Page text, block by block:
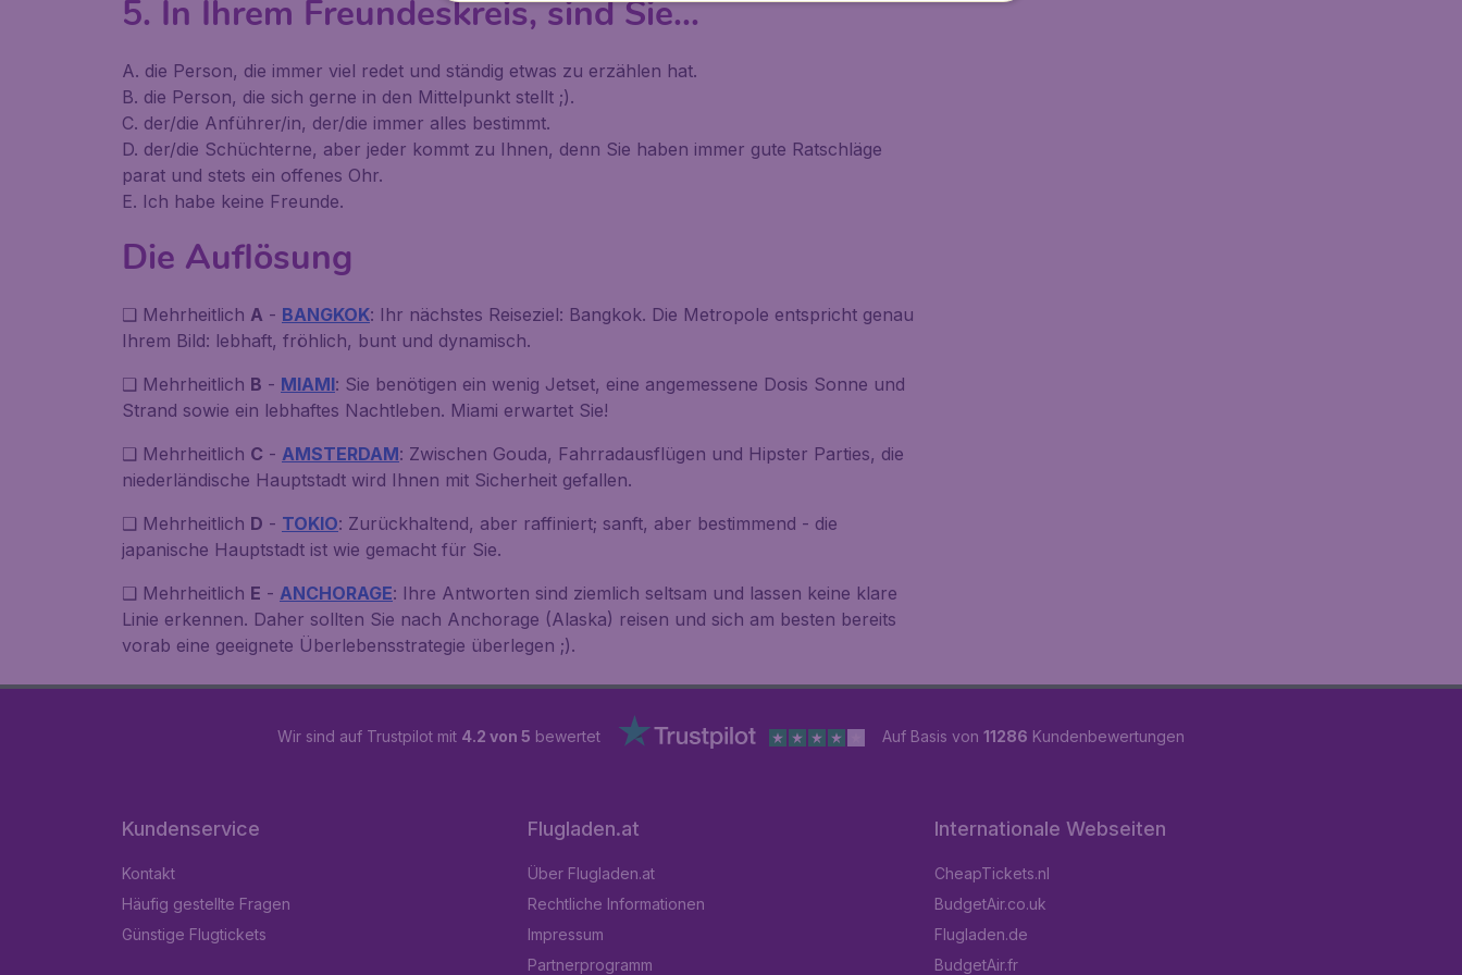
5. In Ihrem Freundeskreis, sind Sie...
A. die Person, die immer viel redet und ständig etwas zu erzählen hat.
B. die Person, die sich gerne in den Mittelpunkt stellt ;).
C. der/die Anführer/in, der/die immer alles bestimmt.
D. der/die Schüchterne, aber jeder kommt zu Ihnen, denn Sie haben immer gute Ratschläge
parat und stets ein offenes Ohr.
E. Ich habe keine Freunde.
Die Auflösung
❑ Mehrheitlich A - BANGKOK: Ihr nächstes Reiseziel: Bangkok. Die Metropole entspricht genau
Ihrem Bild: lebhaft, fröhlich, bunt und dynamisch.
❑ Mehrheitlich B - MIAMI: Sie benötigen ein wenig Jetset, eine angemessene Dosis Sonne und
Strand sowie ein lebhaftes Nachtleben. Miami erwartet Sie!
❑ Mehrheitlich C - AMSTERDAM: Zwischen Gouda, Fahrradausflügen und Hipster Parties, die
niederländische Hauptstadt wird Ihnen mit Sicherheit gefallen.
❑ Mehrheitlich D - TOKIO: Zurückhaltend, aber raffiniert; sanft, aber bestimmend - die
japanische Hauptstadt ist wie gemacht für Sie.
❑ Mehrheitlich E - ANCHORAGE: Ihre Antworten sind ziemlich seltsam und lassen keine klare
Linie erkennen. Daher sollten Sie nach Anchorage (Alaska) reisen und sich am besten bereits
vorab eine geeignete Überlebensstrategie überlegen ;).
Wir sind auf Trustpilot mit 4.2 von 5 bewertet Auf Basis von 11286 Kundenbewertungen
Kundenservice
Kontakt
Häufig gestellte Fragen
Günstige Flugtickets
Flugladen.at
Über Flugladen.at
Rechtliche Informationen
Impressum
Partnerprogramm
Internationale Webseiten
CheapTickets.nl
BudgetAir.co.uk
Flugladen.de
BudgetAir.fr